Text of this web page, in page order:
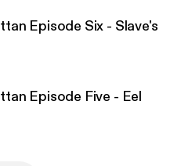
Episode Six - Slave's
Episode Five - Eel